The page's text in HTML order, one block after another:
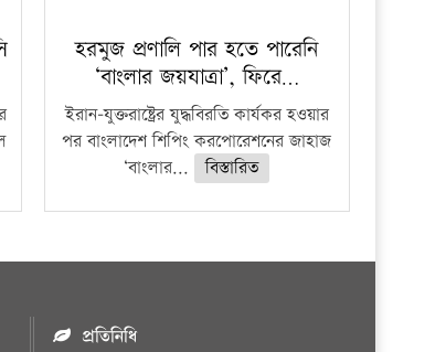
হরমুজ প্রণালি পার হতে পারেনি
‘বাংলার জয়যাত্রা’, ফিরে…
ইরান-যুক্তরাষ্ট্রের যুদ্ধবিরতি কার্যকর হওয়ার
পর বাংলাদেশ শিপিং করপোরেশনের জাহাজ
‘বাংলার...
বিস্তারিত
প্রতিনিধি